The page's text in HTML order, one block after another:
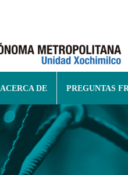
ACERCA DE PREGUNTAS